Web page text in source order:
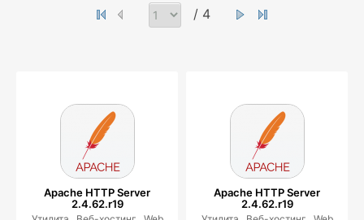
/ 4
Apache HTTP Server
2.4.62.r19
Apache HTTP Server
2.4.62.r19